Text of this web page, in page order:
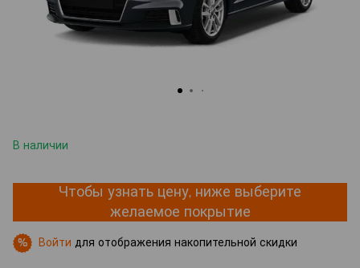
В наличии
Чтобы узнать цену, ниже выберите
желаемое покрытие
% Войти для отображения накопительной скидки